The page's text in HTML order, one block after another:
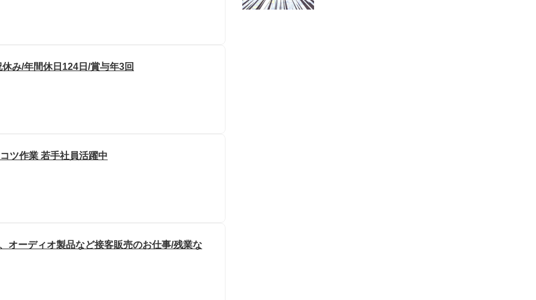
み/年間休日124日/賞与年3回
ツ作業 若手社員活躍中
オーディオ製品など接客販売のお仕事/残業な